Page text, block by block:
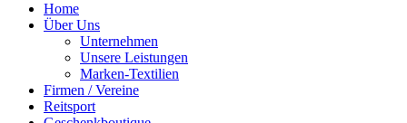
Home
Über Uns
Unternehmen
Unsere Leistungen
Marken-Textilien
Firmen / Vereine
Reitsport